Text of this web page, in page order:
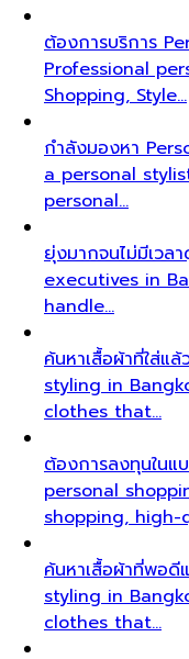
ต้องการบริการ
Professional
Shopping, Style…
กำลังมองหา
a personal
personal…
ยุ่งมากจนไม่มีเวล
executives in
handle…
ค้นหาเสื้อผ้าที่ใส่แ
styling in
clothes that…
ต้องการลงทุนในแบ
personal
shopping, high-
ค้นหาเสื้อผ้าที่พอดี
styling in
clothes that…